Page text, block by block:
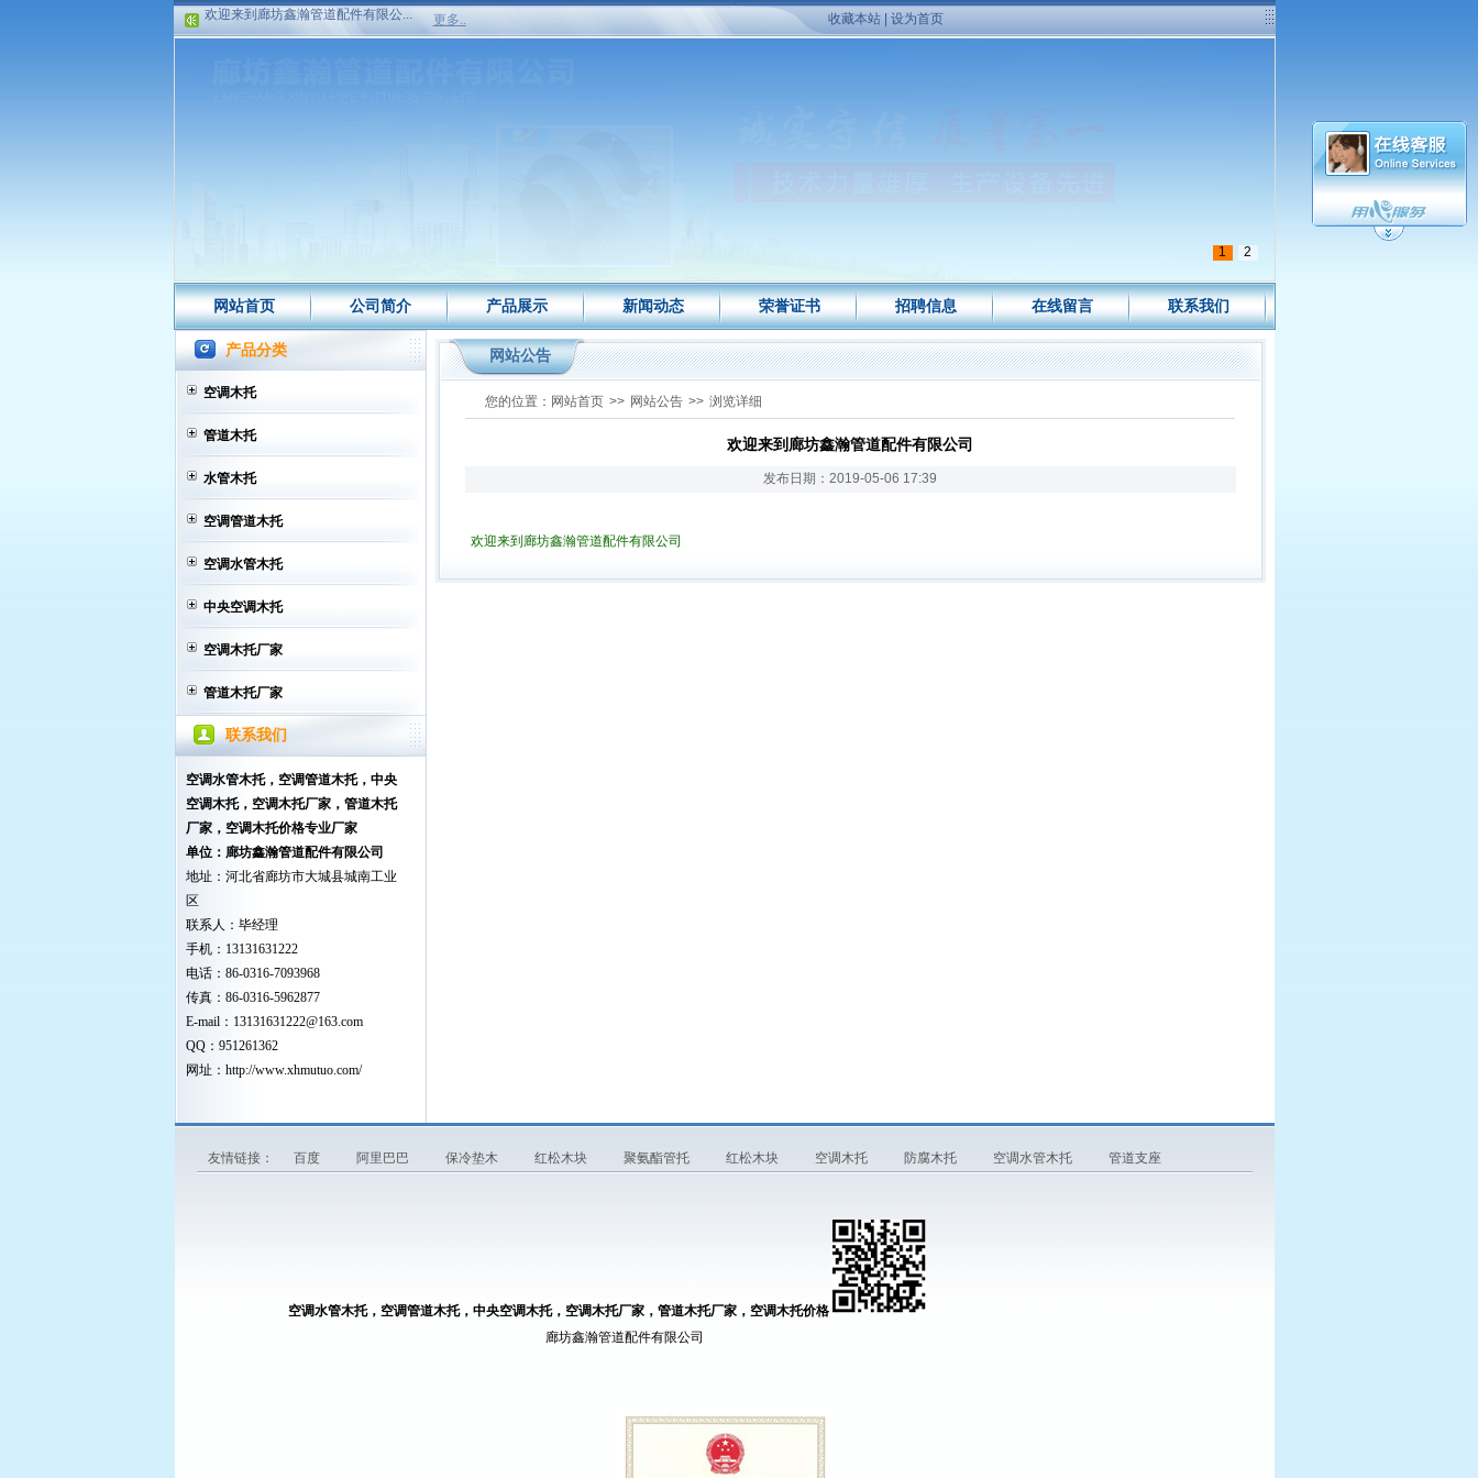
欢迎来到廊坊鑫瀚管道配件有限公...
欢迎来到廊坊鑫瀚管道配件有限公...
更多.. 收藏本站| 设为首页
1 2
网站首页 公司简介 产品展示 新闻动态 荣誉证书 招聘信息 在线留言 联系我们
产品分类
空调木托
管道木托
水管木托
空调管道木托
空调水管木托
中央空调木托
空调木托厂家
管道木托厂家
联系我们
空调水管木托，空调管道木托，中央
空调木托，空调木托厂家，管道木托
厂家，空调木托价格专业厂家
单位：廊坊鑫瀚管道配件有限公司
地址：河北省廊坊市大城县城南工业
区
联系人：毕经理
手机：13131631222
电话：86-0316-7093968
传真：86-0316-5962877
E-mail： 13131631222@163.com
QQ：951261362
网址： http://www.xhmutuo.com/
网站公告
您的位置： 网站首页 >> 网站公告 >> 浏览详细
欢迎来到廊坊鑫瀚管道配件有限公司
发布日期：2019-05-06 17:39
欢迎来到廊坊鑫瀚管道配件有限公司
友情链接： 百度 阿里巴巴 保冷垫木 红松木块 聚氨酯管托 红松木块 空调木托 防腐木托 空调水管木托 管道支座
空调水管木托，空调管道木托，中央空调木托，空调木托厂家，管道木托厂家，空调木托价格
廊坊鑫瀚管道配件有限公司